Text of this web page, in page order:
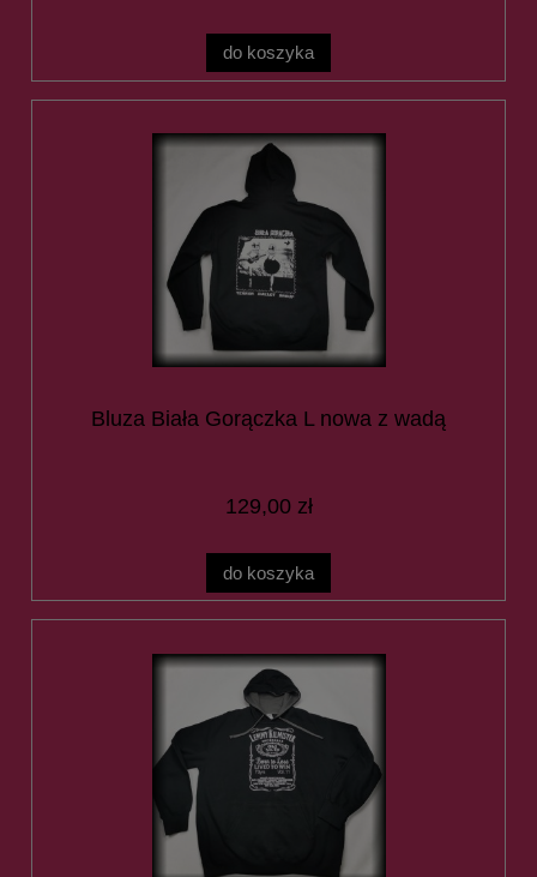
do koszyka
Bluza Biała Gorączka L nowa z wadą
129,00 zł
do koszyka